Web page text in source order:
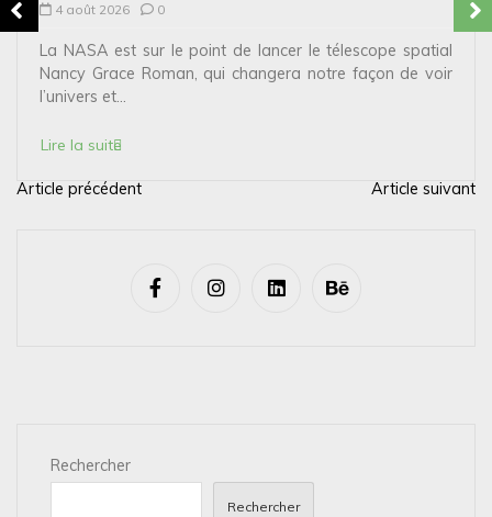
4 août 2026 0
La NASA est sur le point de lancer le télescope spatial
Nancy Grace Roman, qui changera notre façon de voir
l’univers et...
Lire la suite
N
Article précédent Article suivant
Rechercher
Rechercher